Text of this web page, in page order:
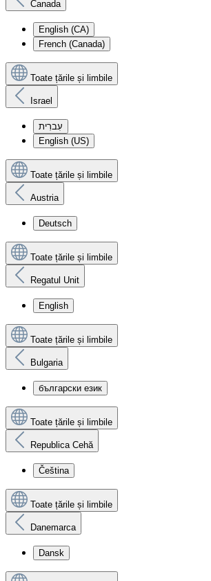
Canada
English (CA)
French (Canada)
Toate țările și limbile
Israel
עִברִית
English (US)
Toate țările și limbile
Austria
Deutsch
Toate țările și limbile
Regatul Unit
English
Toate țările și limbile
Bulgaria
български език
Toate țările și limbile
Republica Cehă
Čeština
Toate țările și limbile
Danemarca
Dansk